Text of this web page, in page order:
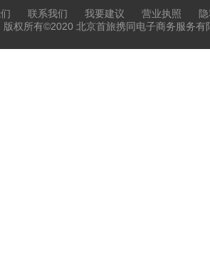
联系我们 我要建议 营业执照
版权所有©2020 北京首旅携同电子商务服务有